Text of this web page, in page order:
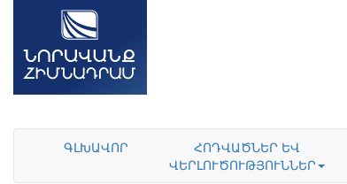
ԳԼԽԱՎՈՐ
ՀՈԴՎԱԾՆԵՐ ԵՎ
ՎԵՐԼՈՒԾՈՒԹՅՈՒՆՆԵՐ